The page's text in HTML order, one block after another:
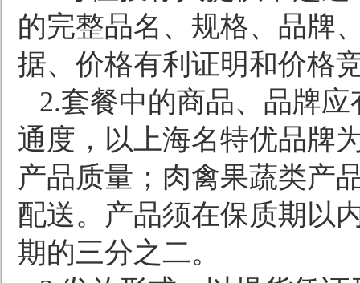
的完整品名、规格、品牌
据、价格有利证明和价格
2.套餐中的商品、品牌
通度，以上海名特优品牌
产品质量；肉禽果蔬类产
配送。产品须在保质期以
期的三分之二。